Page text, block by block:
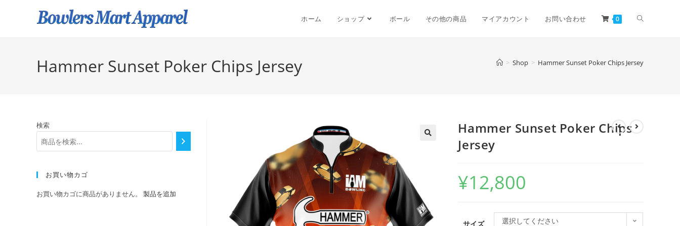
ホーム ショップ ボール その他の商品 マイアカウント お問い合わせ 0
Hammer Sunset Poker Chips Jersey > Shop > Hammer Sunset Poker Chips Jersey
Hammer Sunset Poker Chips
Jersey
¥12,800
サイズ 選択してください
検索
お買い物カゴ
お買い物カゴに商品がありません。 製品を追加